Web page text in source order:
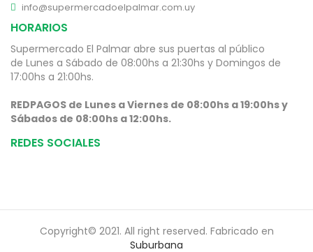
info@supermercadoelpalmar.com.uy
HORARIOS
Supermercado El Palmar abre sus puertas al público
de Lunes a Sábado de 08:00hs a 21:30hs y Domingos de
17:00hs a 21:00hs.
REDPAGOS de Lunes a Viernes de 08:00hs a 19:00hs y
Sábados de 08:00hs a 12:00hs.
REDES SOCIALES
Copyright© 2021. All right reserved. Fabricado en
Suburbana